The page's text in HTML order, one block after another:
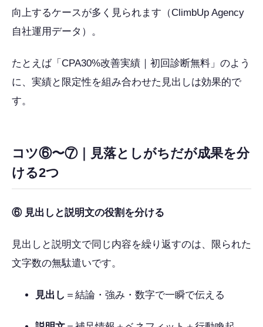
向上するケースが多く見られます（ClimbUp Agency
自社運用データ）。
たとえば「CPA30%改善実績｜初回診断無料」のよう
に、実績と限定性を組み合わせた見出しは効果的で
す。
コツ⑥〜⑦｜見落としがちだが成果を分
ける2つ
⑥ 見出しと説明文の役割を分ける
見出しと説明文で同じ内容を繰り返すのは、限られた
文字数の無駄遣いです。
見出し ＝結論・強み・数字で一瞬で伝える